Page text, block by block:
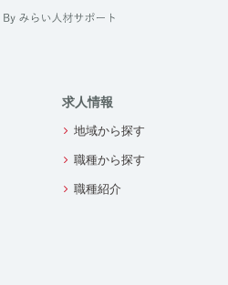
求人情報
地域から探す
職種から探す
職種紹介